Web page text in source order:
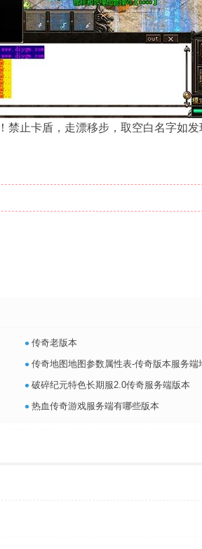
止卡盾，走漂移步，取空白名字如
• 传奇老版本
• 传奇地图地图参数属性表-传奇版本服务端
• 破碎纪元特色长期服2.0传奇服务端版本
• 热血传奇游戏服务端有哪些版本